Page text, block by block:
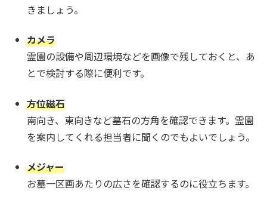
きましょう。
カメラ
霊園の設備や周辺環境などを画像で残しておくと、あ
とで検討する際に便利です。
方位磁石
南向き、東向きなど墓石の方角を確認できます。霊園
を案内してくれる担当者に聞くのでもよいでしょう。
メジャー
お墓一区画あたりの広さを確認するのに役立ちます。